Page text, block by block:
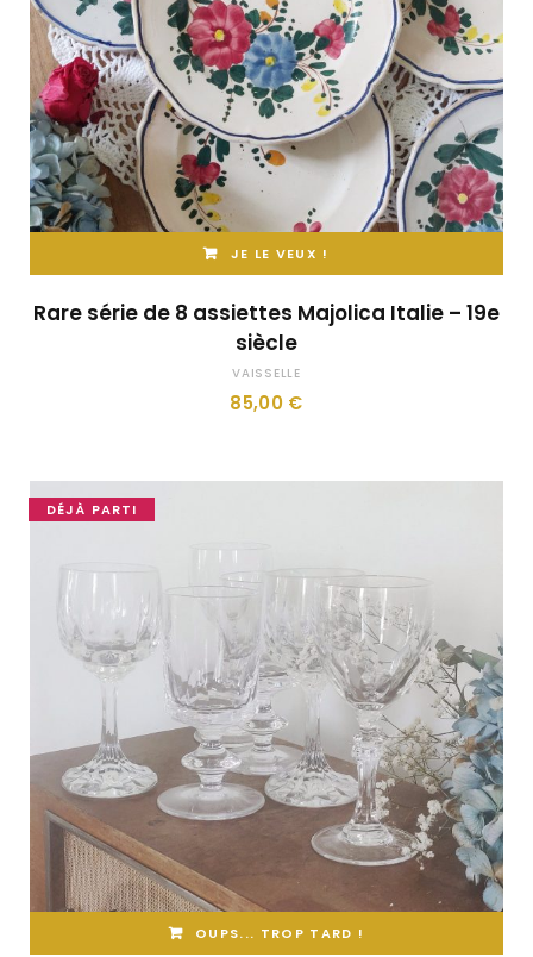
JE LE VEUX !
Rare série de 8 assiettes Majolica Italie – 19e
siècle
VAISSELLE
85,00 €
DÉJÀ PARTI
OUPS... TROP TARD !